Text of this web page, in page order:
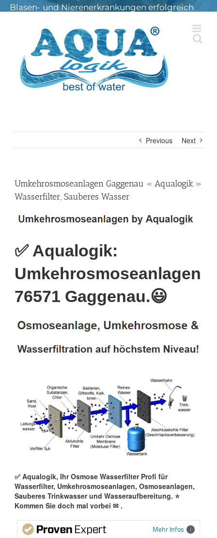
Previous Next
Umkehrosmoseanlagen Gaggenau « Aqualogik »
Wasserfilter, Sauberes Wasser
✅ Aqualogik:
Umkehrosmoseanlagen
76571 Gaggenau.😃
✅ Aqualogik, Ihr Osmose Wasserfilter Profi für
Wasserfilter, Umkehrosmoseanlagen, Osmoseanlagen,
Sauberes Trinkwasser und Wasseraufbereitung. ⭐
Kommen Sie doch mal vorbei ✉ .
Mehr Infos